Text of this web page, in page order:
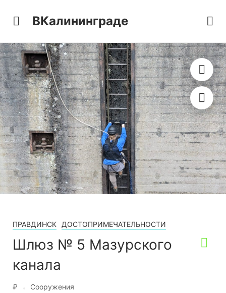
ВКалининграде
ПРАВДИНСК ДОСТОПРИМЕЧАТЕЛЬНОСТИ
Шлюз № 5 Мазурского
канала
₽ Сооружения